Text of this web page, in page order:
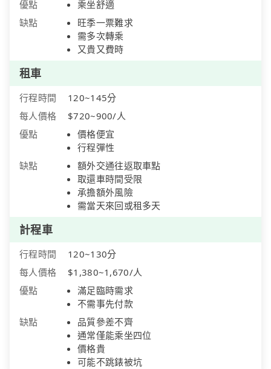
優點
乘坐舒適
缺點
旺季一票難求
需多次轉乘
又貴又費時
租車
行程時間
120~145分
每人價格
$720~900/人
優點
價格便宜
行程彈性
缺點
額外交通往返取車點
取還車時間受限
承擔額外風險
需當天來回或租多天
計程車
行程時間
120~130分
每人價格
$1,380~1,670/人
優點
滿足臨時需求
不需事先付款
缺點
品質參差不齊
通常僅能乘坐四位
價格貴
可能不跳錶被坑